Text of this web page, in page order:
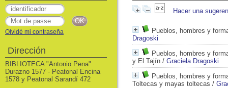
Hacer una
Pueblos, hombres y
Dragoski
Pueblos, hombres y
y El Tajín / Graciela Dragoski
Pueblos, hombres y
Toltecas y mayas toltecas /
Olvidé mi contraseña
Dirección
BIBLIOTECA "Antonio Pena"
Durazno 1577 - Peatonal Encina
1578 y Peatonal Sarandí 472